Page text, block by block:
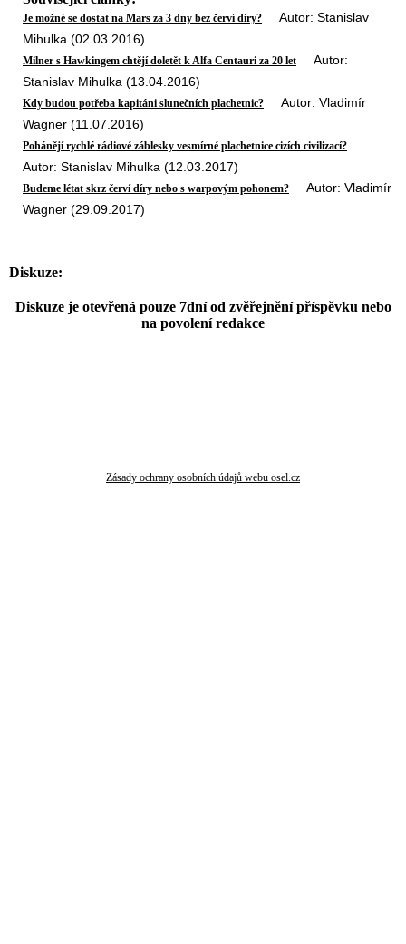
Je možné se dostat na Mars za 3 dny bez červí díry? Autor: Stanislav
Mihulka (02.03.2016)
Milner s Hawkingem chtějí doletět k Alfa Centauri za 20 let Autor:
Stanislav Mihulka (13.04.2016)
Kdy budou potřeba kapitáni slunečních plachetnic? Autor: Vladimír
Wagner (11.07.2016)
Pohánějí rychlé rádiové záblesky vesmírné plachetnice cizích civilizací?
Autor: Stanislav Mihulka (12.03.2017)
Budeme létat skrz červí díry nebo s warpovým pohonem? Autor: Vladimír
Wagner (29.09.2017)
Diskuze:
Diskuze je otevřená pouze 7dní od zvěřejnění příspěvku nebo
na povolení redakce
Zásady ochrany osobních údajů webu osel.cz